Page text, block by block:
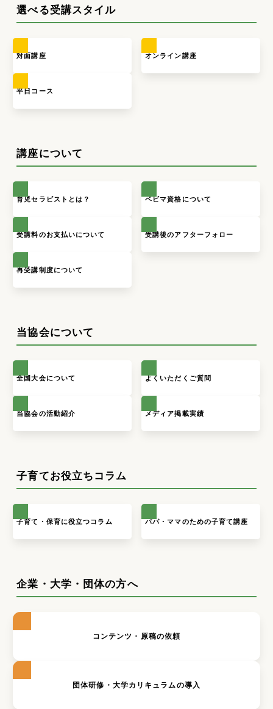
選べる受講スタイル
対面講座 オンライン講座
平日コース
講座について
育児セラピストとは？ ベビマ資格について
受講料のお支払いについて 受講後のアフターフォロー
再受講制度について
当協会について
全国大会について よくいただくご質問
当協会の活動紹介 メディア掲載実績
子育てお役立ちコラム
子育て・保育に役立つコラム パパ・ママのための子育て講座
企業・大学・団体の方へ
コンテンツ・原稿の依頼
団体研修・大学カリキュラムの導入